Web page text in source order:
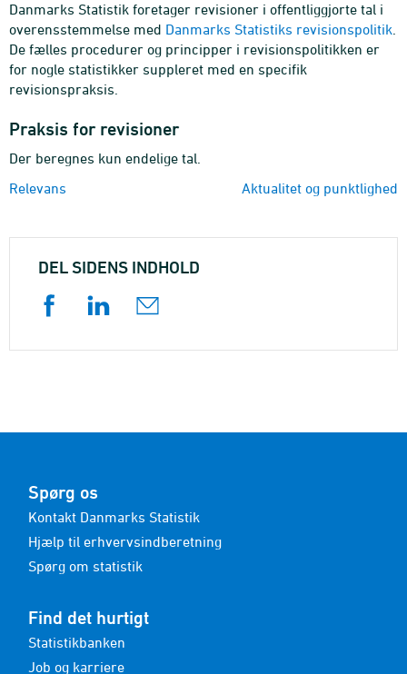
Danmarks Statistik foretager revisioner i offentliggjorte tal i
overensstemmelse med Danmarks Statistiks revisionspolitik
De fælles procedurer og principper i revisionspolitikken er
for nogle statistikker suppleret med en specifik
revisionspraksis.
Praksis for revisioner
Der beregnes kun endelige tal.
Relevans
Aktualitet og punktlighed
DEL SIDENS INDHOLD
Spørg os
Kontakt Danmarks Statistik
Hjælp til erhvervsindberetning
Spørg om statistik
Find det hurtigt
Statistikbanken
Job og karriere